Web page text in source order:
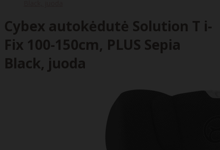
Cybex autokėdutė Solution T i-
Fix 100-150cm, PLUS Sepia
Black, juoda